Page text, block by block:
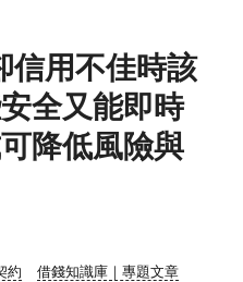
信用不佳時該
全又能即時
降低風險與
約 借錢知識庫｜專題文章